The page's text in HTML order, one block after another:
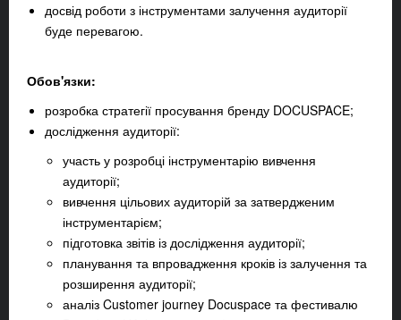
досвід роботи з інструментами залучення аудиторії
буде перевагою.
Обов'язки:
розробка стратегії просування бренду DOCUSPACE;
дослідження аудиторії:
участь у розробці інструментарію вивчення
аудиторії;
вивчення цільових аудиторій за затвердженим
інструментарієм;
підготовка звітів із дослідження аудиторії;
планування та впровадження кроків із залучення та
розширення аудиторії;
аналіз Customer journey Docuspace та фестивалю